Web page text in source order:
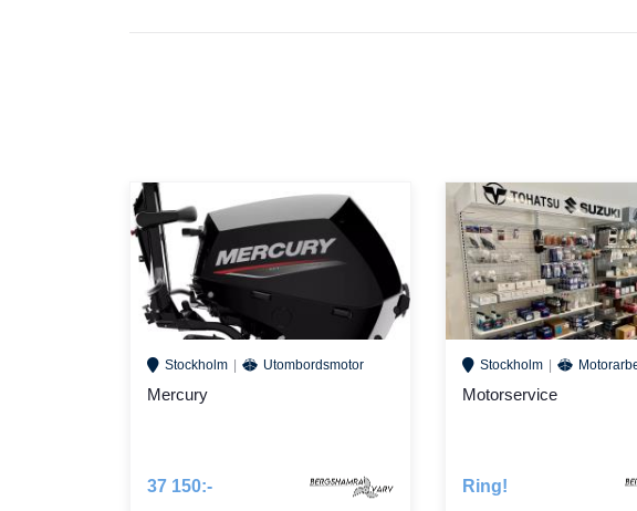
Stockholm Utombordsmotor
Mercury
37 150:-
Stockholm
Motorservice
Ring!